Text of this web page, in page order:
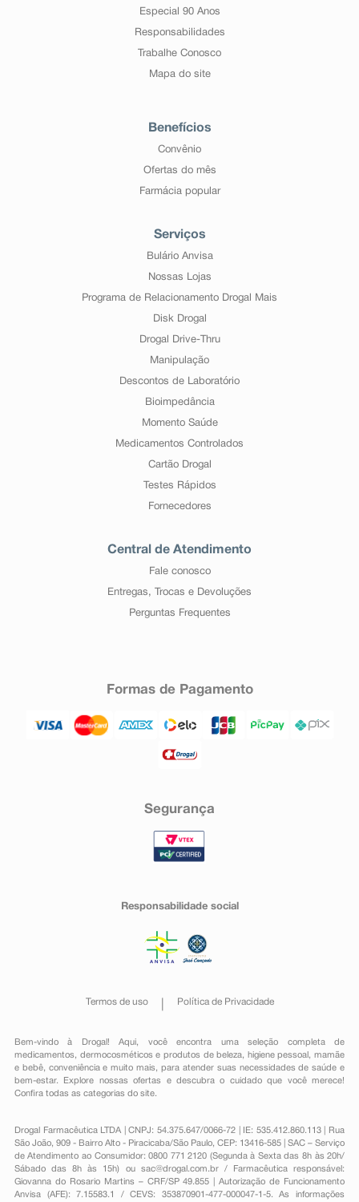
Especial 90 Anos
Responsabilidades
Trabalhe Conosco
Mapa do site
Benefícios
Convênio
Ofertas do mês
Farmácia popular
Serviços
Bulário Anvisa
Nossas Lojas
Programa de Relacionamento Drogal Mais
Disk Drogal
Drogal Drive-Thru
Manipulação
Descontos de Laboratório
Bioimpedância
Momento Saúde
Medicamentos Controlados
Cartão Drogal
Testes Rápidos
Fornecedores
Central de Atendimento
Fale conosco
Entregas, Trocas e Devoluções
Perguntas Frequentes
Formas de Pagamento
Segurança
Responsabilidade social
Termos de uso Política de Privacidade
Bem-vindo à Drogal! Aqui, você encontra uma seleção completa de
medicamentos , dermocosméticos e produtos de beleza, higiene pessoal ,mamãe
e bebê, conveniênciae muito mais, para atender suas necessidades de saúde e
bem-estar. Explore nossas ofertas e descubra o cuidado que você merece!
Confira todas as categorias do site.
Drogal Farmacêutica LTDA | CNPJ: 54.375.647/0066-72 | IE: 535.412.860.113 | Rua
São João, 909 - Bairro Alto - Piracicaba/São Paulo, CEP: 13416-585 | SAC – Serviço
de Atendimento ao Consumidor: 0800 771 2120 (Segunda à Sexta das 8h às 20h/
Sábado das 8h às 15h) ou sac@drogal.com.br/ Farmacêutica responsável:
Giovanna do Rosario Martins – CRF/SP 49.855 | Autorização de Funcionamento
Anvisa (AFE): 7.15583.1 / CEVS: 353870901-477-000047-1-5. As informações